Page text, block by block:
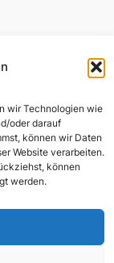
wir Technologien wie
oder darauf
können wir Daten
Website verarbeiten.
können
werden.
aufgenommen.